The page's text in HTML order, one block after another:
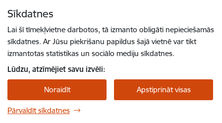
Sīkdatnes
Lai šī tīmekļvietne darbotos, tā izmanto obligāti nepieciešamās
sīkdatnes. Ar Jūsu piekrišanu papildus šajā vietnē var tikt
izmantotas statistikas un sociālo mediju sīkdatnes.
Lūdzu, atzīmējiet savu izvēli:
Noraidīt Apstiprināt visas
Pārvaldīt sīkdatnes